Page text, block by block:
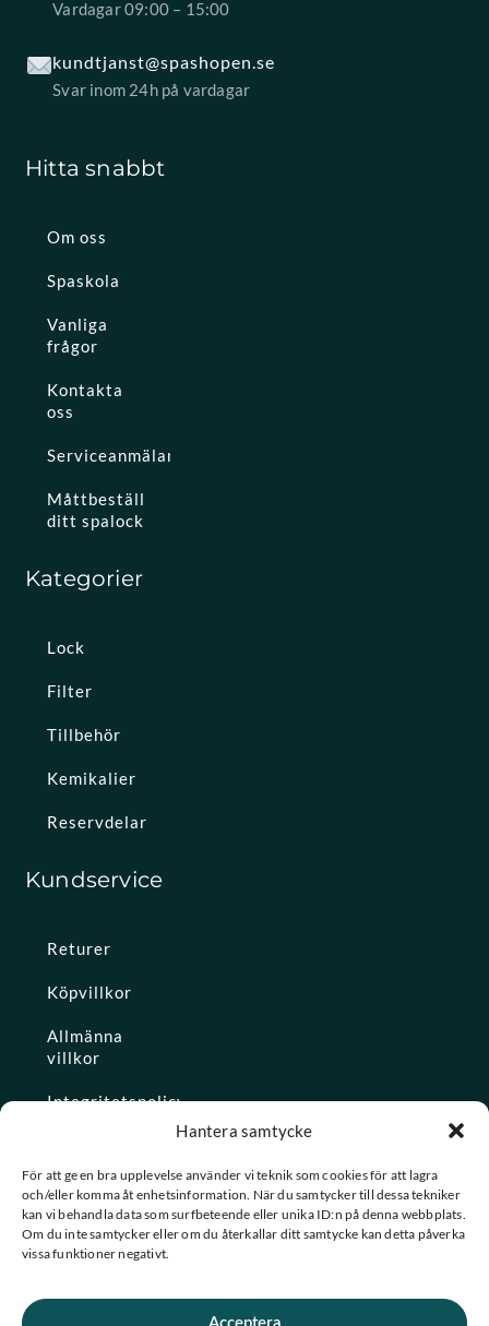
Hantera samtycke
För att ge en bra upplevelse använder vi teknik som cookies för att lagra
och/eller komma åt enhetsinformation. När du samtycker till dessa tekniker
kan vi behandla data som surfbeteende eller unika ID:n på denna webbplats.
Om du inte samtycker eller om du återkallar ditt samtycke kan detta påverka
vissa funktioner negativt.
Acceptera
Vardagar 09:00 – 15:00
kundtjanst@spashopen.se
Svar inom 24h på vardagar
Hitta snabbt
Om oss
Spaskola
Vanliga
frågor
Kontakta
oss
Serviceanmälan
Måttbeställ
ditt spalock
Kategorier
Lock
Filter
Tillbehör
Kemikalier
Reservdelar
Kundservice
Returer
Köpvillkor
Allmänna
villkor
Integritetspolicy
Konto